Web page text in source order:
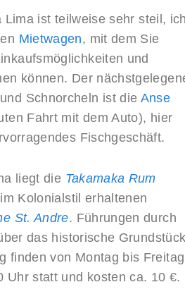
Lima ist teilweise sehr steil,
Mietwagen, mit dem Sie
und
können. Der
Schnorcheln ist die Anse
Fahrt mit dem Auto), hier
Fischgeschäft.
liegt die Takamaka Rum
Kolonialstil erhaltenen
St. Andre. Führungen durch
das historische
finden von Montag bis Freitag
Uhr statt und kosten ca. 10 €.